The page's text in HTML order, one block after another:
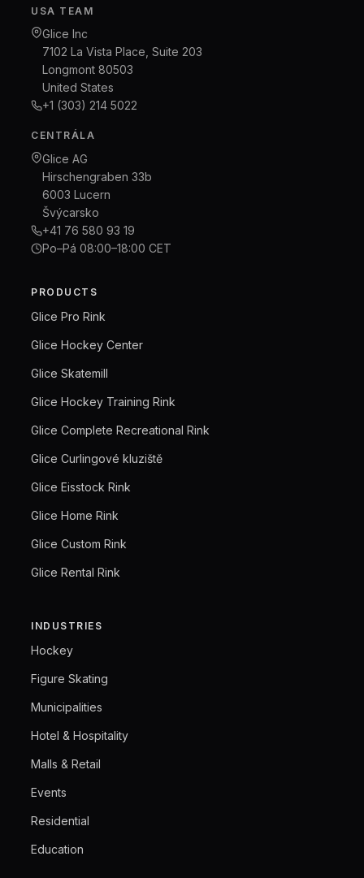
USA TEAM
Glice Inc
7102 La Vista Place, Suite 203
Longmont 80503
United States
+1 (303) 214 5022
CENTRÁLA
Glice AG
Hirschengraben 33b
6003 Lucern
Švýcarsko
+41 76 580 93 19
Po–Pá 08:00–18:00 CET
PRODUCTS
Glice Pro Rink
Glice Hockey Center
Glice Skatemill
Glice Hockey Training Rink
Glice Complete Recreational Rink
Glice Curlingové kluziště
Glice Eisstock Rink
Glice Home Rink
Glice Custom Rink
Glice Rental Rink
INDUSTRIES
Hockey
Figure Skating
Municipalities
Hotel & Hospitality
Malls & Retail
Events
Residential
Education